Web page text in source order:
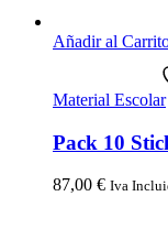
Añadir al
Material Escolar
Pack 10
87,00 € Iva